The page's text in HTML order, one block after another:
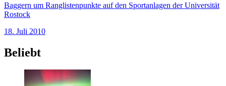
Baggern um Ranglistenpunkte auf den Sportanlagen der Universität
Rostock
18. Juli 2010
Beliebt